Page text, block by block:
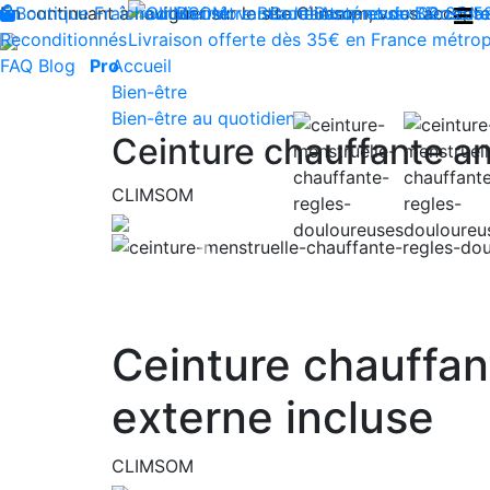
En continuant à naviguer sur le site Climsom, vous
Produits innovants de Santé et de Bien-
Livraison offerte dès 35€ en France
Contactez-nous : 02 85
Boutique Fraîcheur Bien-être Beauté Acupression Dos
Reconditionnés
FAQ Blog ProAccueil
Bien-être
Bien-être au quotidien
Ceinture chauffante
CLIMSOM
Previous
Ceinture
externe incluse
CLIMSOM